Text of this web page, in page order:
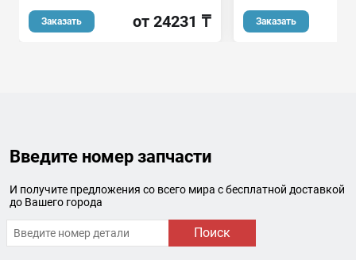
Заказать от 24231 ₸ Заказать
Введите номер запчасти
И получите предложения со всего мира с бесплатной доставкой
до Вашего города
Поиск